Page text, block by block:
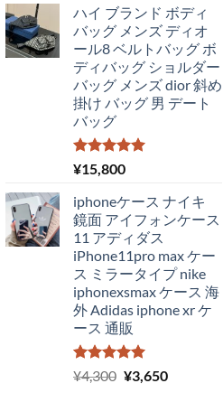
ハイ ブランド ボディ
バッグ メンズ ディオ
ール8 ベルトバッグ ボ
ディバッグ ショルダー
バッグ メンズ dior 斜め
掛け バッグ 男 デート
バッグ
5段階中
5.00の評価
¥15,800
iphoneケース ナイキ
鏡面 アイフォンケース
11 アディダス
iPhone11pro max ケー
ス ミラータイプ nike
iphonexsmax ケース 海
外 Adidas iphone xr ケ
ース 通販
5段階中
5.00
の評価
¥4,300 元
¥3,650現